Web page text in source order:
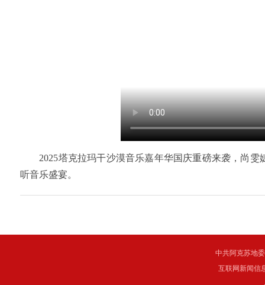
2025塔克拉玛干沙漠音乐嘉年华国庆重磅来袭，尚雯
听音乐盛宴。
中共阿克苏地
互联网新闻信